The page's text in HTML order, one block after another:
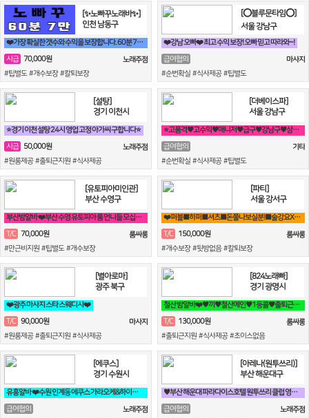
[✨노빠꾸노래바✨]
인천 남동구
❤️가장 확실한 갯수와 수익을 보장합니다. 60분 7만원 지급!❤️
시급 70,000원
노래주점
#팁별도 #개수보장 #칼퇴보장
[⭕블루문타임⭕]
서울 강남구
❤️강남 오빠❤️ 최고 수익 보장! 오빠 믿고 따라와~!
급여협의
마사지
#순번확실 #식사제공 #팁별도
[설탕]
경기 이천시
⭐경기 이천 설탕 24시 영업 고정 아가씨 구합니다⭐
시급
50,000원
노래주점
#원룸제공 #출퇴근지원 #식사제공
[더베이스파]
서울 강남구
⭐고품격♥고수익♥매니저♥급구♥강남구♥삼성동♥선릉⭐
급여협의
기타
#순번확실 #식사제공 #팁별도
[유토피아미인관]
부산 수영구
부산밤알바 ❤️부산 수영 유토피아 룸 언니들 모십니다^^❤️
T/C 70,000원
룸싸롱
#만근비지원 #팁별도 #개수보장
[파티]
서울 강서구
❤️퍼블■하퍼■셔츠■돈쭐나보실분!■술강요X■출퇴근맘대로■갯수보장❤️
T/C 150,000원
룸싸롱
#개수보장 #뒷방없음 #칼퇴보장
[별아로마]
광주 북구
❤️광주 마사지 스타 스웨디시❤️
T/C 90,000원
마사지
#원룸제공 #출퇴근지원 #식사제공
[824노래빠]
경기 광명시
철산 밤알바❤️♥끼♥철산메인♥1등콜♥출퇴근100퍼♥90분 13만♥때초X♥❤️
T/C 130,000원
룸싸롱
#출퇴근지원 #식사제공 #초이스없음
[에쿠스]
경기 수원시
유흥알바 ❤️수원 인계동 에쿠스 가라오케&하이퍼블릭❤️
급여협의
노래주점
[아레나(원투쓰리)]
부산 해운대구
♥️부산 해운대 파라다이스호텔 원투쓰리 클럽 영업진 구합니다♥️
급여협의
노래주점